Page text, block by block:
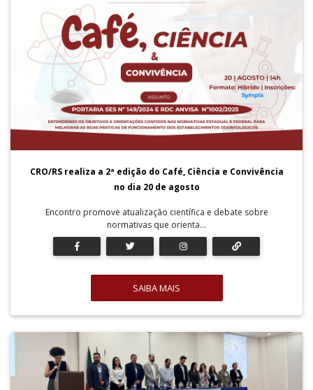
CRO/RS realiza a 2ª edição do Café, Ciência e Convivência
no dia 20 de agosto
Encontro promove atualização científica e debate sobre
normativas que orienta...
SAIBA MAIS